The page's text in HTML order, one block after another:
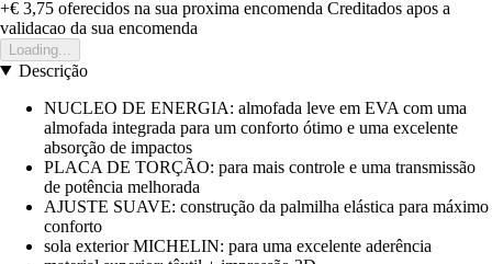
+€ 3,75 oferecidos na sua proxima encomenda Creditados apos a
validacao da sua encomenda
Loading...
Descrição
NUCLEO DE ENERGIA: almofada leve em EVA com uma
almofada integrada para um conforto ótimo e uma excelente
absorção de impactos
PLACA DE TORÇÃO: para mais controle e uma transmissão
de potência melhorada
AJUSTE SUAVE: construção da palmilha elástica para máximo
conforto
sola exterior MICHELIN: para uma excelente aderência